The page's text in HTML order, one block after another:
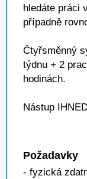
hledáte práci
případně
Čtyřsměnný
týdnu + 2
hodinách.
Nástup
Požadavky
- fyzická